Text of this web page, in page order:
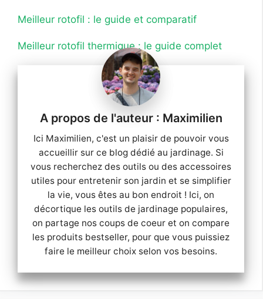
Meilleur rotofil : le guide et comparatif
Meilleur rotofil thermique : le guide complet
Maximilien
Ici Maximilien, c'est un plaisir de pouvoir vous
accueillir sur ce blog dédié au jardinage. Si
vous recherchez des outils ou des accessoires
utiles pour entretenir son jardin et se simplifier
la vie, vous êtes au bon endroit ! Ici, on
décortique les outils de jardinage populaires,
on partage nos coups de coeur et on compare
les produits bestseller, pour que vous puissiez
faire le meilleur choix selon vos besoins.